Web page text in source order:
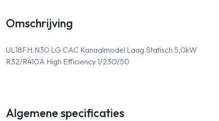
Omschrijving
UL18FH.N30 LG CAC Kanaalmodel Laag Statisch 5,0kW
R32/R410A High Efficiency 1/230/50
Algemene specificaties